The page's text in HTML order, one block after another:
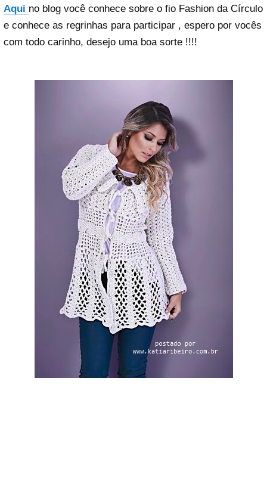
Aqui no blog você conhece sobre o fio Fashion da Círculo
e conhece as regrinhas para participar , espero por vocês
com todo carinho, desejo uma boa sorte !!!!